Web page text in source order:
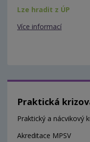
Lze hradit z ÚP
Více informací
Praktická
Praktický a nácvikový
Akreditace MPSV